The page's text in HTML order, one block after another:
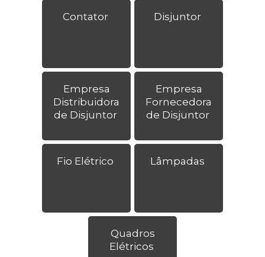
Contator Disjuntor
Empresa
Distribuidora
de Disjuntor
Empresa
Fornecedora
de Disjuntor
Fio Elétrico Lâmpadas
Quadros
Elétricos